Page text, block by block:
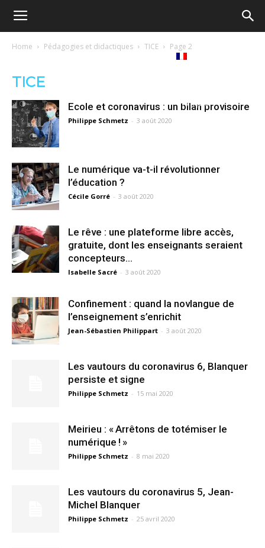
Ecole
–
Democratische
school
Français
Home Pédagogies et didactiques TICE Page 2
TICE
Ecole et coronavirus : un bilan provisoire
Philippe Schmetz - 3 août 2020
Le numérique va-t-il révolutionner
l’éducation ?
Cécile Gorré - 3 août 2020
Le rêve : une plateforme libre accès,
gratuite, dont les enseignants seraient
concepteurs…
Isabelle Sacré - 3 août 2020
Confinement : quand la novlangue de
l’enseignement s’enrichit
Jean-Sébastien Philippart - 3 août 2020
Les vautours du coronavirus 6, Blanquer
persiste et signe
Philippe Schmetz - 15 mai 2020
Meirieu : « Arrêtons de totémiser le
numérique ! »
Philippe Schmetz - 8 mai 2020
Les vautours du coronavirus 5, Jean-
Michel Blanquer
Philippe Schmetz - 25 avril 2020